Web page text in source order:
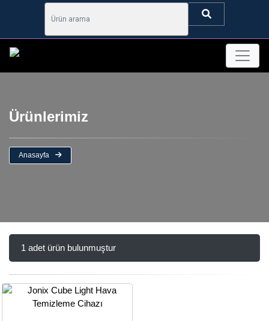
Ürünlerimiz
Anasayfa
1 adet ürün bulunmuştur